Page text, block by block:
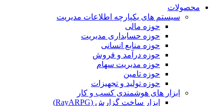
محصولات
سیستم های یکپارچه اطلاعات مدیریت
حوزه مالی
حوزه حسابداری مدیریت
حوزه منابع انسانی
حوزه درآمد و فروش
حوزه مدیریت سهام
حوزه تامین
حوزه تولید و تجهیزات
ابزار های هوشمندی کسب و کار
ابزار ساخت گزارش (RayARPG)